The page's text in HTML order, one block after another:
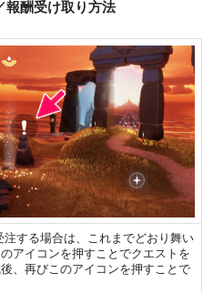
報酬受け取り方法
する場合は、これまでどおり舞い
アイコンを押すことでクエストを
、再びこのアイコンを押すことで